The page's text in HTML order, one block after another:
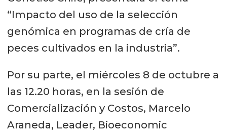
“Impacto del uso de la selección
genómica en programas de cría de
peces cultivados en la industria”.
Por su parte, el miércoles 8 de octubre a
las 12.20 horas, en la sesión de
Comercialización y Costos, Marcelo
Araneda, Leader, Bioeconomic